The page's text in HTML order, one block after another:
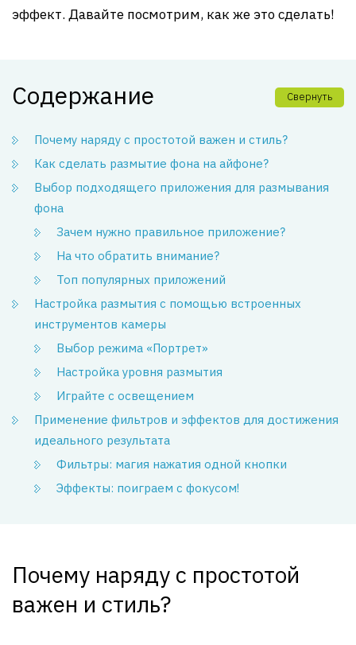
эффект. Давайте посмотрим, как же это сделать!
Содержание Свернуть
Почему наряду с простотой важен и стиль?
Как сделать размытие фона на айфоне?
Выбор подходящего приложения для размывания
фона
Зачем нужно правильное приложение?
На что обратить внимание?
Топ популярных приложений
Настройка размытия с помощью встроенных
инструментов камеры
Выбор режима «Портрет»
Настройка уровня размытия
Играйте с освещением
Применение фильтров и эффектов для достижения
идеального результата
Фильтры: магия нажатия одной кнопки
Эффекты: поиграем с фокусом!
Почему наряду с простотой
важен и стиль?